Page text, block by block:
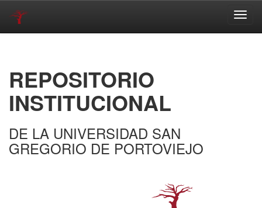
REPOSITORIO
INSTITUCIONAL
DE LA UNIVERSIDAD SAN
GREGORIO DE PORTOVIEJO